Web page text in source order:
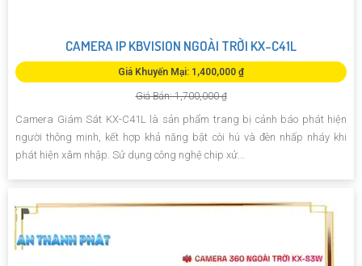
CAMERA IP KBVISION NGOÀI TRỜI KX-C41L
Giá Khuyến Mại: 1,400,000 ₫
Giá Bán: 1,700,000 ₫
Camera Giám Sát KX-C41L là sản phẩm trang bị cảnh báo phát hiện
người thông minh, kết hợp khả năng bật còi hú và đèn nhấp nháy khi
phát hiện xâm nhập. Sử dụng công nghệ chip xử...